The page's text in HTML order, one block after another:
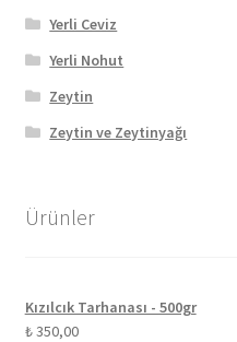
Yerli Ceviz
Yerli Nohut
Zeytin
Zeytin ve Zeytinyağı
Ürünler
Kızılcık Tarhanası - 500gr
₺350,00